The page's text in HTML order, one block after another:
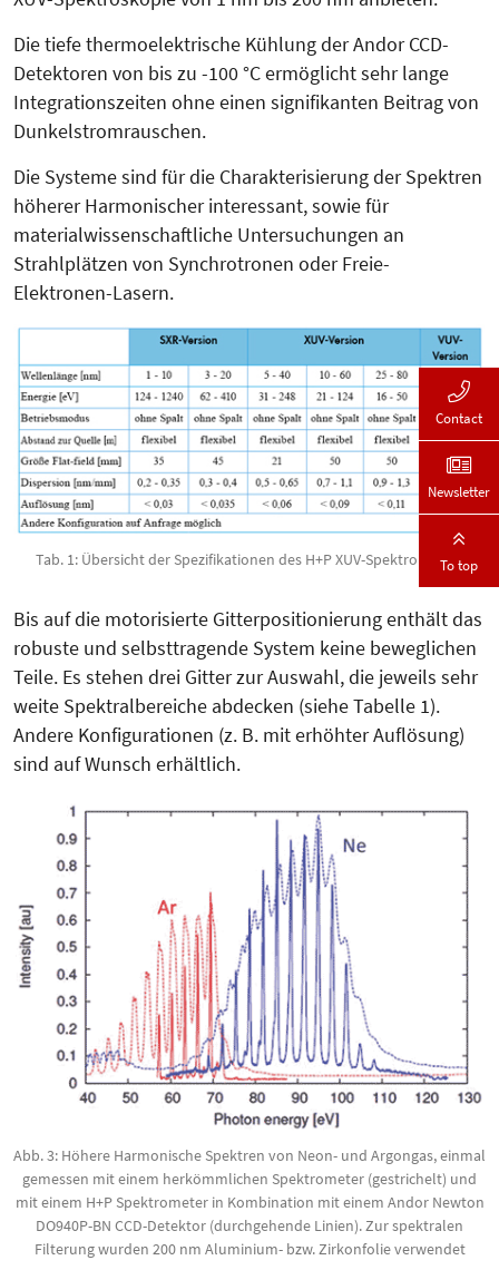
Die tiefe thermoelektrische Kühlung der Andor CCD-
Detektoren von bis zu -100 °C ermöglicht sehr lange
Integrationszeiten ohne einen signifikanten Beitrag von
Dunkel­strom­rauschen.
Die Systeme sind für die Cha­rak­­te­risierung der Spektren
höherer Har­mo­nischer interessant, sowie für
materialwissenschaftliche Untersuchungen an
Strahlplätzen von Synchrotronen oder Freie-
Elektronen-Lasern.
Tab. 1: Übersicht der Spezifikationen des H+P XUV-Spektrometers
Bis auf die motorisierte Gitterpo­sitionierung enthält das
robuste und selbsttragende System keine beweglichen
Teile. Es stehen drei Gitter zur Auswahl, die jeweils sehr
weite Spektralbereiche abdecken (siehe Tabelle 1).
Andere Kon­figurationen (z. B. mit erhöhter Auf­lö­sung)
sind auf Wunsch erhältlich.
Abb. 3: Höhere Harmonische Spektren von Neon- und Argongas, einmal
gemessen mit einem herkömmlichen Spektrometer (gestrichelt) und
mit einem H+P Spektrometer in Kombination mit einem Andor Newton
DO940P-BN CCD-Detektor (durchgehende Linien). Zur spektralen
Filterung wurden 200 nm Aluminium- bzw. Zirkonfolie verwendet
Contact
Newsletter
To top